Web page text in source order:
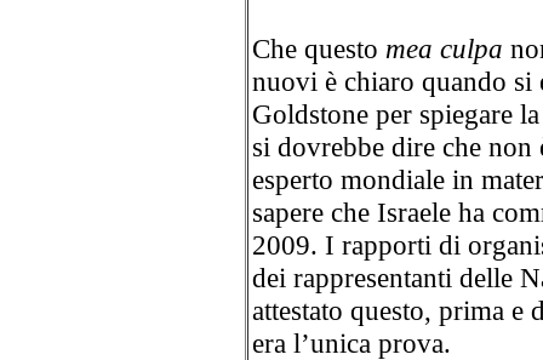
Che questo mea culpa
nuovi è chiaro quando si
Goldstone per spiegare
si dovrebbe dire che non
esperto mondiale in
sapere che Israele ha
2009. I rapporti di
dei rappresentanti delle
attestato questo, prima
era l’unica prova.